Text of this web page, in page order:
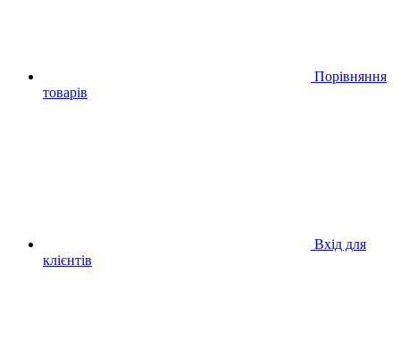
Порівняння
товарів
Вхід для
клієнтів